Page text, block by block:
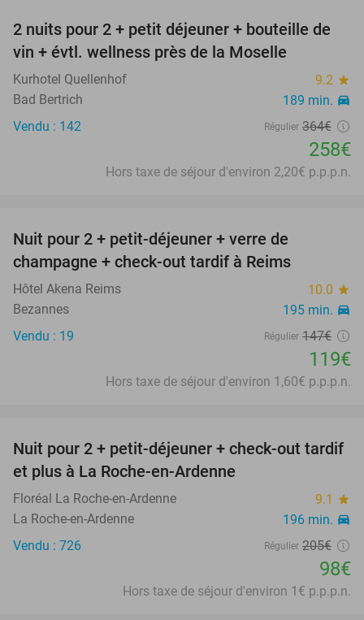
29%
2 nuits pour 2 + petit déjeuner + bouteille de
vin + évtl. wellness près de la Moselle
Kurhotel Quellenhof 9.2 star
Bad Bertrich 189 min. directions_car
Vendu : 142 Régulier 364€
258€
Hors taxe de séjour d'environ 2,20€ p.p.p.n.
Nuit pour 2 + petit-déjeuner + verre de
champagne + check-out tardif à Reims
Hôtel Akena Reims 10.0 star
Bezannes 195 min. directions_car
Vendu : 19 Régulier 147€
119€
Hors taxe de séjour d'environ 1,60€ p.p.p.n.
52%
Nuit pour 2 + petit-déjeuner + check-out tardif
et plus à La Roche-en-Ardenne
Floréal La Roche-en-Ardenne 9.1 star
La Roche-en-Ardenne 196 min. directions_car
Vendu : 726 Régulier 205€
98€
Hors taxe de séjour d'environ 1€ p.p.p.n.